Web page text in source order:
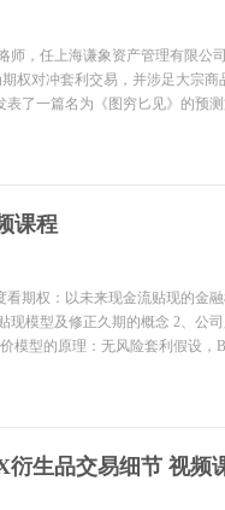
，任上海谦象资产管理有限公
期权对冲套利交易，并涉足大宗
表了一篇名为《图穷匕见》的预
课程
期权：以未来现金流贴现的金
现模型及修正久期的概念 2、公
模型的原理：无风险套利假设，
生品交易细节 视频